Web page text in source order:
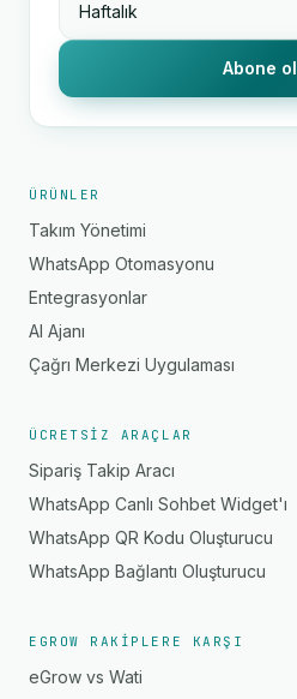
Abone ol
ÜRÜNLER
Takım Yönetimi
WhatsApp Otomasyonu
Entegrasyonlar
AI Ajanı
Çağrı Merkezi Uygulaması
ÜCRETSIZ ARAÇLAR
Sipariş Takip Aracı
WhatsApp Canlı Sohbet Widget'ı
WhatsApp QR Kodu Oluşturucu
WhatsApp Bağlantı Oluşturucu
EGROW RAKIPLERE KARŞI
eGrow vs Wati